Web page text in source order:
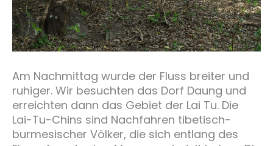
Am Nachmittag wurde der Fluss breiter und
ruhiger. Wir besuchten das Dorf Daung und
erreichten dann das Gebiet der Lai Tu. Die
Lai-Tu-Chins sind Nachfahren tibetisch-
burmesischer Völker, die sich entlang des